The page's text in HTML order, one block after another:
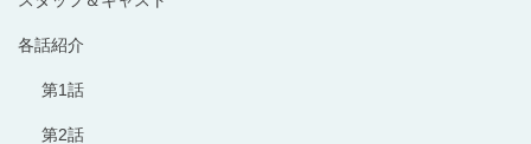
各話紹介
第1話
第2話